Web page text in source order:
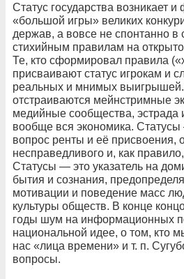
Статус государства возникает и
«большой игры» великих
держав, а вовсе не спонтанно в
стихийным правилам на
Те, кто сформировал правила
присваивают статус игрокам и
реальных и мнимых выигрышей.
отстраиваются мейнстримные
медийные сообщества, эстрада
вообще вся экономика. Статусы
вопрос ренты и её присвоения,
несправедливого и, как
Статусы — это указатель на
бытия и сознания,
мотивации и поведение масс
культуры обществ. В конце
годы шум на информационных
национальной идее, о том, кто
нас «лица времени» и т. п.
вопросы.